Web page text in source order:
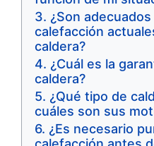
¿Son
calefacción
caldera?
¿Cuál es la
caldera?
¿Qué tipo de
cuáles son sus
¿Es necesario